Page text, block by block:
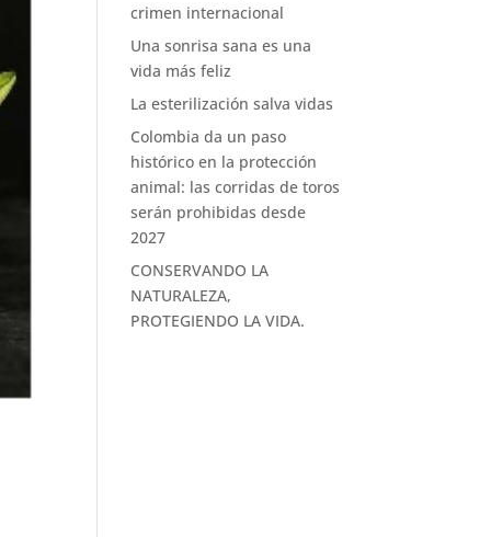
crimen internacional
Una sonrisa sana es una
vida más feliz
La esterilización salva vidas
Colombia da un paso
histórico en la protección
animal: las corridas de toros
serán prohibidas desde
2027
CONSERVANDO LA
NATURALEZA,
PROTEGIENDO LA VIDA.